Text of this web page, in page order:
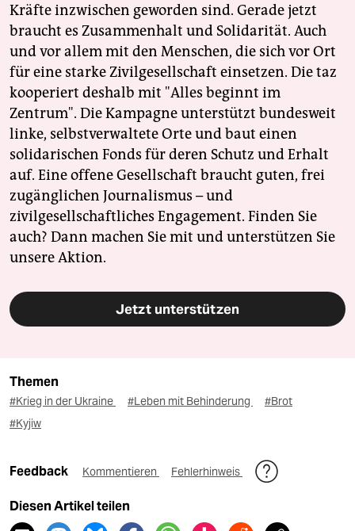
Kräfte inzwischen geworden sind. Gerade jetzt
braucht es Zusammenhalt und Solidarität. Auch
und vor allem mit den Menschen, die sich vor Ort
für eine starke Zivilgesellschaft einsetzen. Die taz
kooperiert deshalb mit "Alles beginnt im
Zentrum". Die Kampagne unterstützt bundesweit
linke, selbstverwaltete Orte und baut einen
solidarischen Fonds für deren Schutz und Erhalt
auf. Eine offene Gesellschaft braucht guten, frei
zugänglichen Journalismus – und
zivilgesellschaftliches Engagement. Finden Sie
auch? Dann machen Sie mit und unterstützen Sie
unsere Aktion.
Jetzt unterstützen
Themen
#Krieg in der Ukraine #Leben mit Behinderung
#Brot
#Kyjiw
Feedback Kommentieren Fehlerhinweis
Diesen Artikel teilen